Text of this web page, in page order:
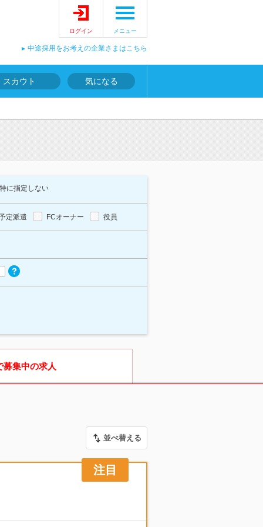
ログイン メニュー
中途採用をお考えの企業さまはこちら
スカウト 気になる
特に指定しない
定派遣 FCオーナー 役員
募集中の求人
並べ替える